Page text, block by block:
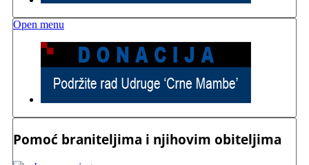
Open menu
Pomoć braniteljima i njihovim obiteljima